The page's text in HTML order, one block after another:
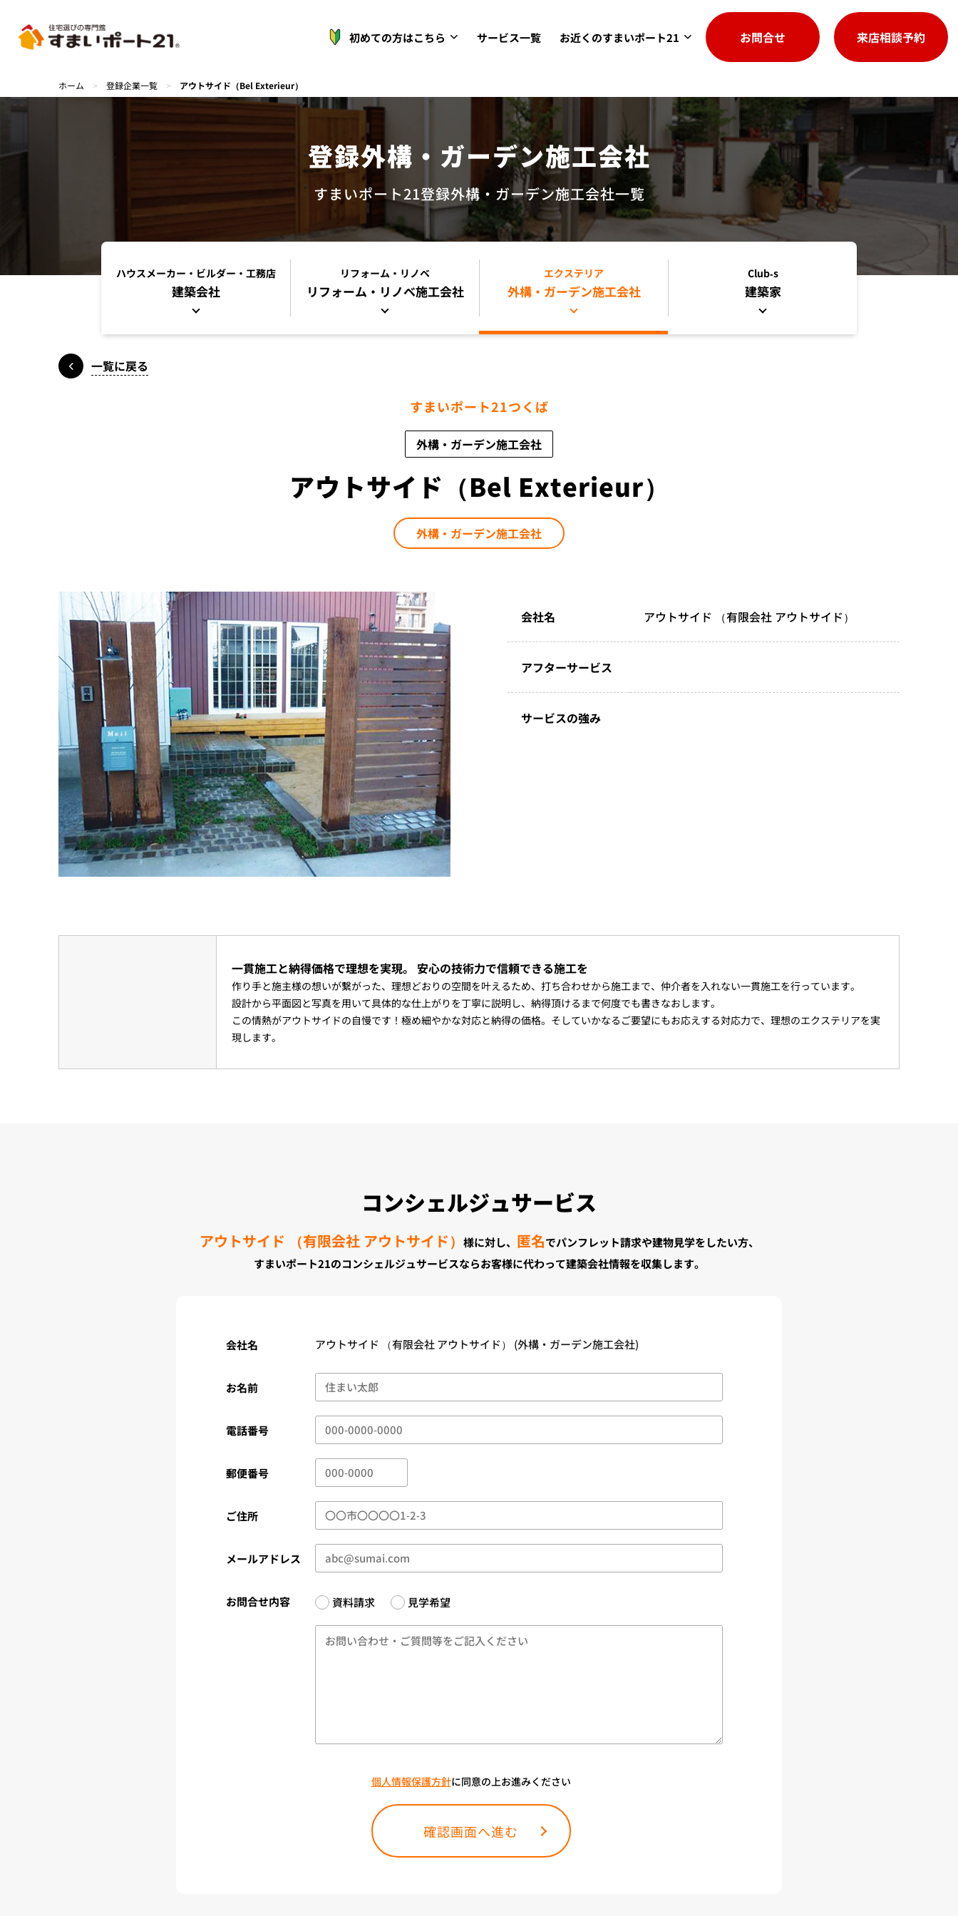
初めての方はこちら サービス一覧 お近くのすまいポート21 お問合せ 来店相談予約
ホーム > 登録企業一覧 > アウトサイド（Bel Exterieur）
登録外構・ガーデン施工会社
すまいポート21登録外構・ガーデン施工会社一覧
ハウスメーカー・ビルダー・工務店
建築会社
リフォーム・リノベ
リフォーム・リノベ施工会社
エクステリア
外構・ガーデン施工会社
Club-s
建築家
一覧に戻る
すまいポート21つくば
外構・ガーデン施工会社
アウトサイド（Bel Exterieur）
外構・ガーデン施工会社
会社名 アウトサイド （有限会社 アウトサイド）
アフターサービス
サービスの強み
一貫施工と納得価格で理想を実現。 安心の技術力で信頼できる施工を
作り手と施主様の想いが繋がった、理想どおりの空間を叶えるため、打ち合わせから施工まで、仲介者を入れない一貫施工を行っています。
設計から平面図と写真を用いて具体的な仕上がりを丁寧に説明し、納得頂けるまで何度でも書きなおします。
この情熱がアウトサイドの自慢です！極め細やかな対応と納得の価格。そしていかなるご要望にもお応えする対応力で、理想のエクステリアを実
現します。
コンシェルジュサービス
アウトサイド （有限会社 アウトサイド） 様に対し、 匿名でパンフレット請求や建物見学をしたい方、
すまいポート21のコンシェルジュサービスならお客様に代わって建築会社情報を収集します。
会社名
お名前
電話番号
郵便番号
ご住所
メールアドレス
お問合せ内容 資料請求 見学希望
個人情報保護方針に同意の上お進みください
確認画面へ進む